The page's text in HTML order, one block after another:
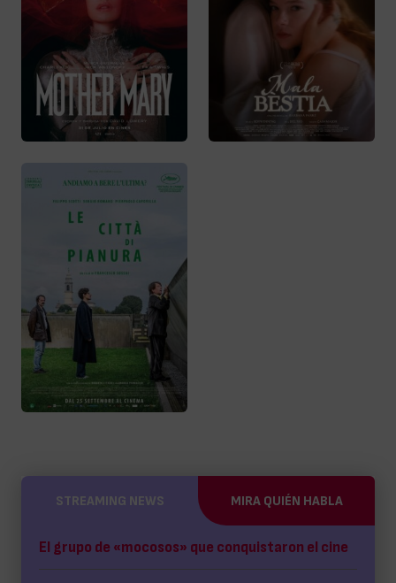
STREAMING NEWS MIRA QUIÉN HABLA
El grupo de «mocosos» que conquistaron el cine